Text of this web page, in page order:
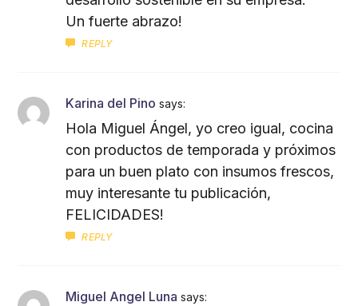
Un fuerte abrazo!
REPLY
Karina del Pinosays:
Hola Miguel Ángel, yo creo igual, cocina
con productos de temporada y próximos
para un buen plato con insumos frescos,
muy interesante tu publicación,
FELICIDADES!
REPLY
Miguel Angel Lunasays: